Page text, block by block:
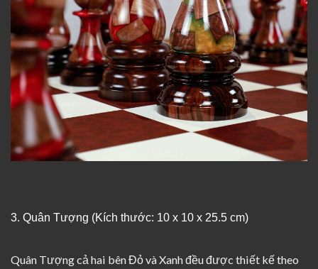
3. Quân Tượng (Kích thước: 10 x 10 x 25.5 cm)
Quân Tượng cả hai bên Đỏ và Xanh đều được thiết kế theo